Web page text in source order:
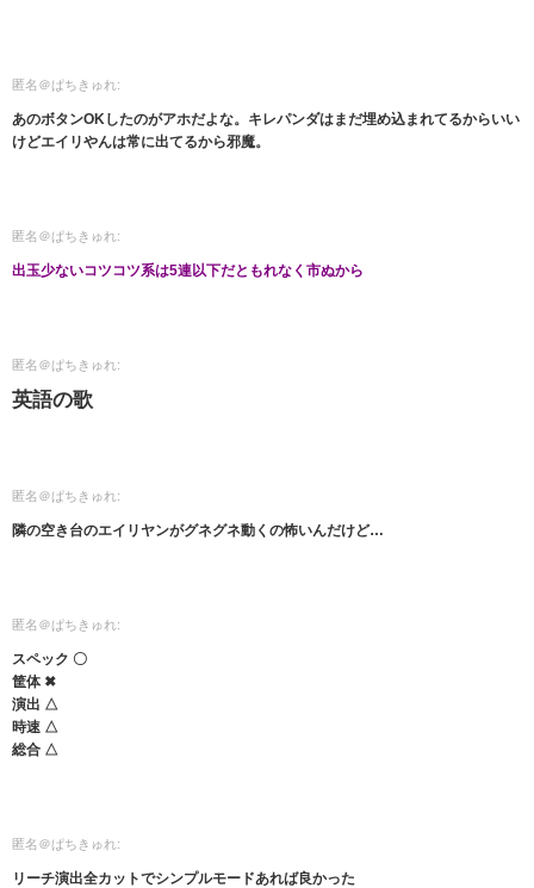
匿名＠ぱちきゅれ:
あのボタンOKしたのがアホだよな。キレパンダはまだ埋め込まれてるからいい
けどエイリやんは常に出てるから邪魔。
匿名＠ぱちきゅれ:
出玉少ないコツコツ系は5連以下だともれなく市ぬから
匿名＠ぱちきゅれ:
英語の歌
匿名＠ぱちきゅれ:
隣の空き台のエイリヤンがグネグネ動くの怖いんだけど…
匿名＠ぱちきゅれ:
スペック 〇
筐体 ✖
演出 △
時速 △
総合 △
匿名＠ぱちきゅれ:
リーチ演出全カットでシンプルモードあれば良かった